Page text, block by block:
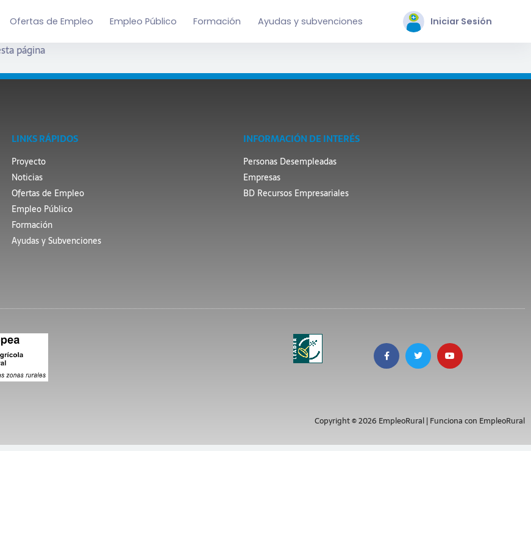
Ofertas de Empleo Empleo Público Formación Ayudas y subvenciones Iniciar Sesión
página
LINKS RÁPIDOS
Proyecto
Noticias
Ofertas de Empleo
Empleo Público
Formación
Ayudas y Subvenciones
INFORMACIÓN DE INTERÉS
Personas Desempleadas
Empresas
BD Recursos Empresariales
Copyright © 2026 EmpleoRural | Funciona con EmpleoRural